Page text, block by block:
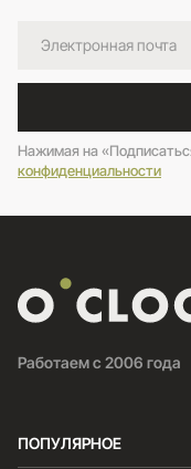
Нажимая на
конфиденциальности
Работаем с 2006 года
ПОПУЛЯРНОЕ